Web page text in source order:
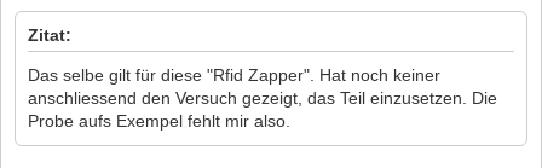
Zitat:
Das selbe gilt für diese "Rfid Zapper". Hat noch keiner
anschliessend den Versuch gezeigt, das Teil einzusetzen. Die
Probe aufs Exempel fehlt mir also.